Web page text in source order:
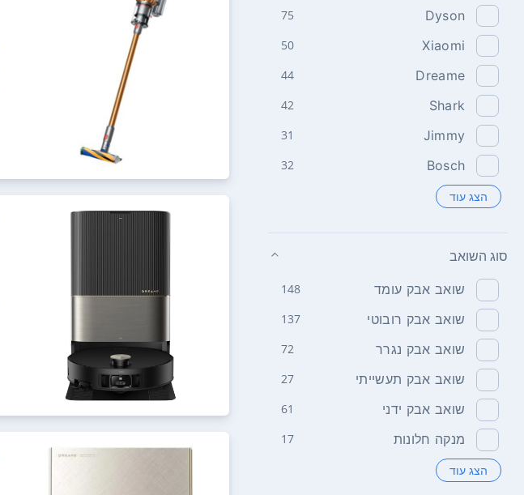
Dyson
75
Xiaomi
50
Dreame
44
Shark
42
Jimmy
31
Bosch
32
הצג עוד
סוג השואב
שואב אבק עומד 148
שואב אבק רובוטי 137
שואב אבק נגרר 72
שואב אבק תעשייתי 27
שואב אבק ידני 61
מנקה חלונות 17
הצג עוד